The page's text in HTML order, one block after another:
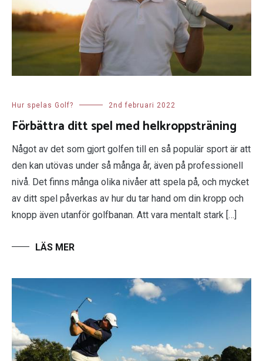
Hur spelas Golf? 2nd februari 2022
Förbättra ditt spel med helkroppsträning
Något av det som gjort golfen till en så populär sport är att
den kan utövas under så många år, även på professionell
nivå. Det finns många olika nivåer att spela på, och mycket
av ditt spel påverkas av hur du tar hand om din kropp och
knopp även utanför golfbanan. Att vara mentalt stark […]